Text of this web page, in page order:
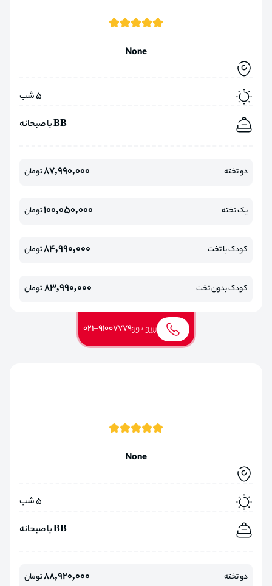
None
5 شب
BB با صبحانه
دو تخته 87,990,000تومان
یک تخته 100,050,000تومان
کودک با تخت 84,990,000تومان
کودک بدون تخت 83,990,000تومان
رزرو تور:021-91007779
None
5 شب
BB با صبحانه
دو تخته 88,920,000تومان